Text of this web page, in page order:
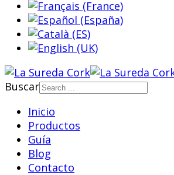
Buscar
Inicio
Productos
Guía
Blog
Contacto